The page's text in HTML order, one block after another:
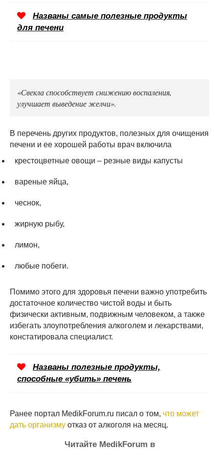
Названы самые полезные продукты
для печени
«Свекла способствует снижению воспаления,
улучшает выведение желчи».
В перечень других продуктов, полезных для очищения
печени и ее хорошей работы врач включила
крестоцветные овощи – резные виды капусты
вареные яйца,
чеснок,
жирную рыбу,
лимон,
любые побеги.
Помимо этого для здоровья печени важно употребить
достаточное количество чистой воды и быть
физически активным, подвижным человеком, а также
избегать злоупотребления алкоголем и лекарствами,
констатировала специалист.
Названы полезные продукты,
способные «убить» печень
Ранее портал MedikForum.ru писал о том, что может
дать организму отказ от алкоголя на месяц.
Читайте MedikForum в